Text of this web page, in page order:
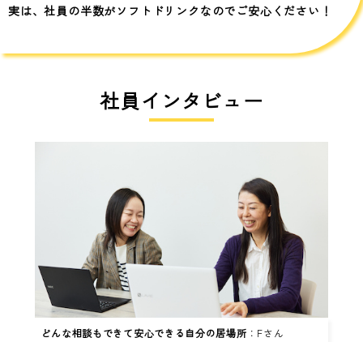
実は、社員の半数がソフトドリンクなのでご安心ください！
社員インタビュー
どんな相談もできて安心できる自分の居場所 ：Fさん